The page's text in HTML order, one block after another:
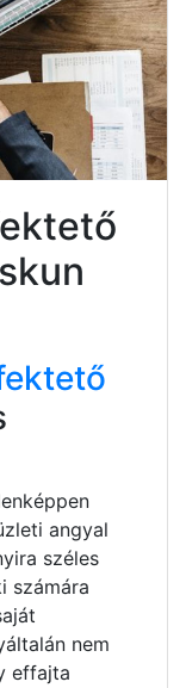
angyal
széles
számára
nem
effajta